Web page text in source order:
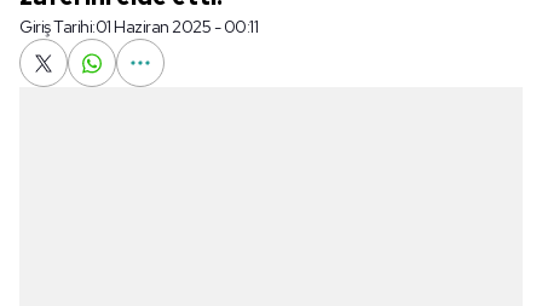
Giriş Tarihi:01 Haziran 2025 - 00:11